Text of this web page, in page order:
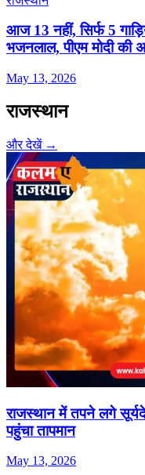
आज 13 नहीं, सिर्फ 5
भजनलाल, पीएम मोदी की
May 13, 2026
राजस्थान
और देखें →
राजस्‍थान में तपने लगे
पहुंचा तापमान
May 13, 2026